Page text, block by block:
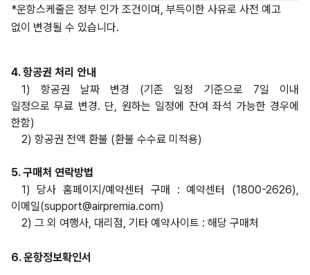
*운항스케줄은 정부 인가 조건이며, 부득이한 사유로 사전 예고
없이 변경될 수 있습니다.
4.항공권 처리 안내
1) 항공권 날짜 변경 (기존 일정 기준으로 7일 이내
일정으로 무료 변경. 단, 원하는 일정에 잔여 좌석 가능한 경우에
한함)
2) 항공권 전액 환불 (환불 수수료 미적용)
5. 구매처 연락방법
1) 당사 홈페이지/예약센터 구매 : 예약센터 (1800-2626),
이메일(support@airpremia.com)
2) 그 외 여행사, 대리점, 기타 예약사이트 : 해당 구매처
6. 운항정보확인서